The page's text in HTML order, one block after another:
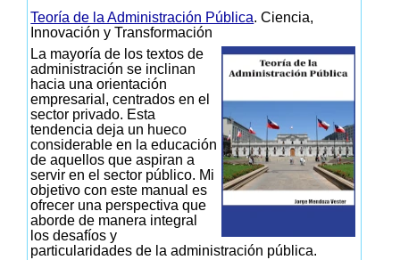
Teoría de la Administración Pública. Ciencia,
Innovación y Transformación
La mayoría de los textos de
administración se inclinan
hacia una orientación
empresarial, centrados en el
sector privado. Esta
tendencia deja un hueco
considerable en la educación
de aquellos que aspiran a
servir en el sector público. Mi
objetivo con este manual es
ofrecer una perspectiva que
aborde de manera integral
los desafíos y
particularidades de la administración pública.